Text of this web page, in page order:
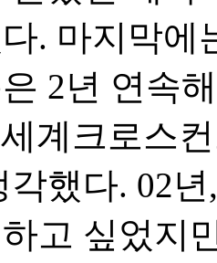
. 마지막에
2년 연속
계크로스
각했다. 02
고 싶었지